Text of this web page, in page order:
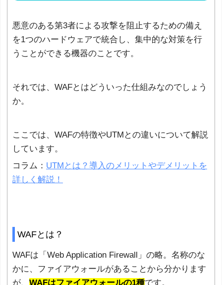
悪意のある第3者による攻撃を阻止するための備え
を1つのハードウェアで統合し、集中的な対策を行
うことができる機器のことです。
それでは、WAFとはどういった仕組みなのでしょう
か。
ここでは、WAFの特徴やUTMとの違いについて解説
しています。
コラム： UTMとは？導入のメリットやデメリットを
詳しく解説！
WAFとは？
WAFは「Web Application Firewall」の略。名称のな
かに、ファイアウォールがあることから分かります
が、 WAFはファイアウォールの1種です。